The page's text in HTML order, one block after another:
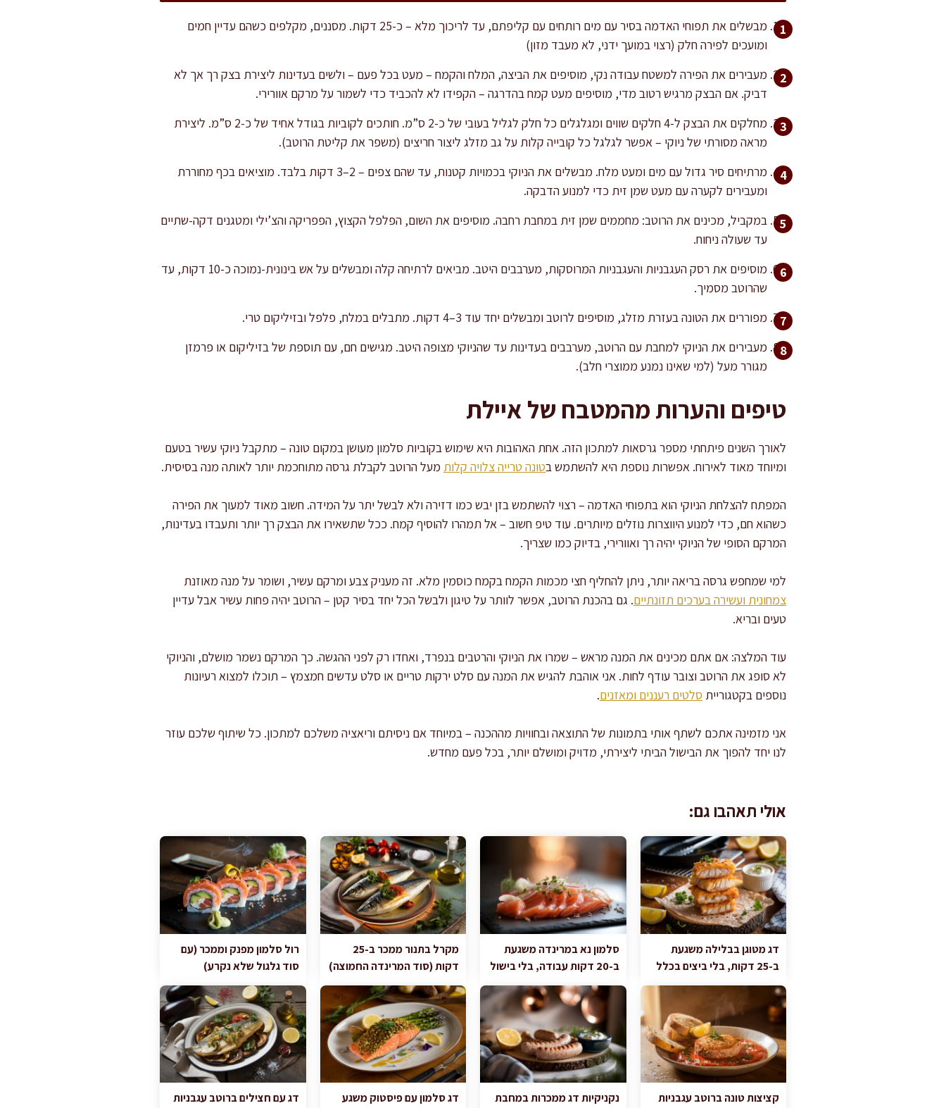
מבשלים את תפוחי האדמה בסיר עם מים רותחים עם קליפתם, עד לריכוך מלא – כ-25 דקות. מסננים, מקלפים כשהם עדיין חמים
ומועכים לפירה חלק (רצוי במועך ידני, לא מעבד מזון)
מעבירים את הפירה למשטח עבודה נקי, מוסיפים את הביצה, המלח והקמח – מעט בכל פעם – ולשים בעדינות ליצירת בצק רך אך לא
דביק. אם הבצק מרגיש רטוב מדי, מוסיפים מעט קמח בהדרגה – הקפידו לא להכביד כדי לשמור על מרקם אוורירי.
מחלקים את הבצק ל-4 חלקים שווים ומגלגלים כל חלק לגליל בעובי של כ-2 ס”מ. חותכים לקוביות בגודל אחיד של כ-2 ס”מ. ליצירת
מראה מסורתי של ניוקי – אפשר לגלגל כל קובייה קלות על גב מזלג ליצור חריצים (משפר את קליטת הרוטב).
מרתיחים סיר גדול עם מים ומעט מלח. מבשלים את הניוקי בכמויות קטנות, עד שהם צפים – 2–3 דקות בלבד. מוציאים בכף מחוררת
ומעבירים לקערה עם מעט שמן זית כדי למנוע הדבקה.
במקביל, מכינים את הרוטב: מחממים שמן זית במחבת רחבה. מוסיפים את השום, הפלפל הקצוץ, הפפריקה והצ’ילי ומטגנים דקה-שתיים
עד שעולה ניחוח.
מוסיפים את רסק העגבניות והעגבניות המרוסקות, מערבבים היטב. מביאים לרתיחה קלה ומבשלים על אש בינונית-נמוכה כ-10 דקות, עד
שהרוטב מסמיך.
מפוררים את הטונה בעזרת מזלג, מוסיפים לרוטב ומבשלים יחד עוד 3–4 דקות. מתבלים במלח, פלפל ובזיליקום טרי.
מעבירים את הניוקי למחבת עם הרוטב, מערבבים בעדינות עד שהניוקי מצופה היטב. מגישים חם, עם תוספת של בזיליקום או פרמזן
מגורר מעל (למי שאינו נמנע ממוצרי חלב).
טיפים והערות מהמטבח של איילת
לאורך השנים פיתחתי מספר גרסאות למתכון הזה. אחת האהובות היא שימוש בקוביות סלמון מעושן במקום טונה – מתקבל ניוקי עשיר בטעם
ומיוחד מאוד לאירוח. אפשרות נוספת היא להשתמש בטונה טרייה צלויה קלות מעל הרוטב לקבלת גרסה מתוחכמת יותר לאותה מנה בסיסית.
המפתח להצלחת הניוקי הוא בתפוחי האדמה – רצוי להשתמש בזן יבש כמו דזירה ולא לבשל יתר על המידה. חשוב מאוד למעוך את הפירה
כשהוא חם, כדי למנוע היווצרות נוזלים מיותרים. עוד טיפ חשוב – אל תמהרו להוסיף קמח. ככל שתשאירו את הבצק רך יותר ותעבדו בעדינות,
המרקם הסופי של הניוקי יהיה רך ואוורירי, בדיוק כמו שצריך.
למי שמחפש גרסה בריאה יותר, ניתן להחליף חצי מכמות הקמח בקמח כוסמין מלא. זה מעניק צבע ומרקם עשיר, ושומר על מנה מאוזנת
צמחונית ועשירה בערכים תזונתיים. גם בהכנת הרוטב, אפשר לוותר על טיגון ולבשל הכל יחד בסיר קטן – הרוטב יהיה פחות עשיר אבל עדיין
טעים ובריא.
עוד המלצה: אם אתם מכינים את המנה מראש – שמרו את הניוקי והרטבים בנפרד, ואחדו רק לפני ההגשה. כך המרקם נשמר מושלם, והניוקי
לא סופג את הרוטב וצובר עודף לחות. אני אוהבת להגיש את המנה עם סלט ירקות טריים או סלט עדשים חמצמץ – תוכלו למצוא רעיונות
נוספים בקטגוריית סלטים רעננים ומאזנים.
אני מזמינה אתכם לשתף אותי בתמונות של התוצאה ובחוויות מההכנה – במיוחד אם ניסיתם וריאציה משלכם למתכון. כל שיתוף שלכם עוזר
לנו יחד להפוך את הבישול הביתי ליצירתי, מדויק ומושלם יותר, בכל פעם מחדש.
אולי תאהבו גם:
דג מטוגן בבלילה משגעת
ב-25 דקות, בלי ביצים בכלל
סלמון נא במרינדה משגעת
ב-20 דקות עבודה, בלי בישול
מקרל בתנור ממכר ב-25
דקות (סוד המרינדה החמוצה)
רול סלמון מפנק וממכר (עם
סוד גלגול שלא נקרע)
קציצות טונה ברוטב עגבניות
נקניקיות דג ממכרות במחבת
דג סלמון עם פיסטוק משגע
דג עם חצילים ברוטב עגבניות